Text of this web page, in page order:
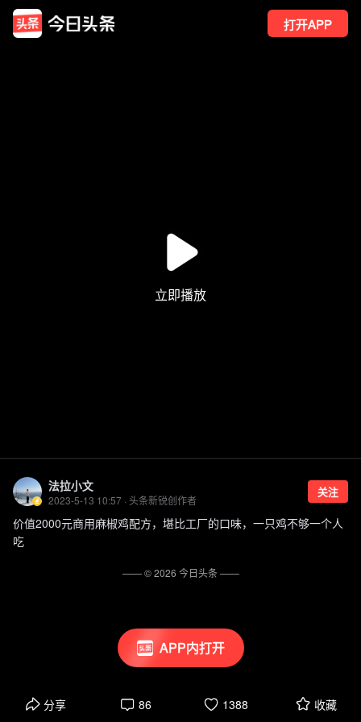
打开APP
APP内打开
法拉小文
2023-5-13 10:57 · 头条新锐创作者
关注
价值2000元商用麻椒鸡配方，堪比工厂的口味，一只鸡不够一个人
吃
分享 86 1388 收藏
—— ©2026 今日头条——